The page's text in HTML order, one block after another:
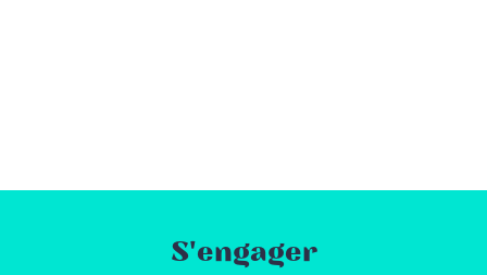
S'engager